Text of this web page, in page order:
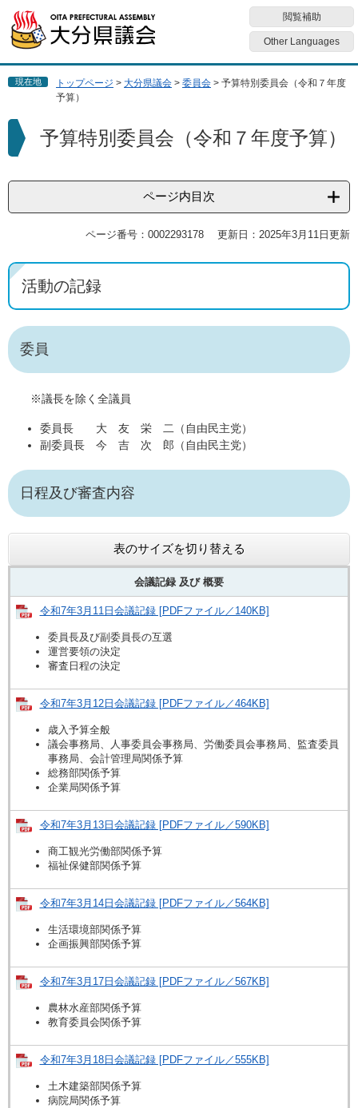
ジ
先
す
ュ
を
し
本
閲覧補助
Other Languages
現在地 トップページ > 大分県議会 > 委員会 > 予算特別委員会（令和７年度
予算）
本
予算特別委員会（令和７年度予算）
ページ内目次
ページ番号：0002293178 更新日：2025年3月11日更新
活動の記録
委員
※議長を除く全議員
委員長 大 友 栄 二（自由民主党）
副委員長 今 吉 次 郎（自由民主党）
日程及び審査内容
表のサイズを切り替える
会議記録 及び 概要
令和7年3月11日会議記録 [PDFファイル／140KB]
委員長及び副委員長の互選
運営要領の決定
審査日程の決定
令和7年3月12日会議記録 [PDFファイル／464KB]
歳入予算全般
議会事務局、人事委員会事務局、労働委員会事務局、監査委員
事務局、会計管理局関係予算
総務部関係予算
企業局関係予算
令和7年3月13日会議記録 [PDFファイル／590KB]
商工観光労働部関係予算
福祉保健部関係予算
令和7年3月14日会議記録 [PDFファイル／564KB]
生活環境部関係予算
企画振興部関係予算
令和7年3月17日会議記録 [PDFファイル／567KB]
農林水産部関係予算
教育委員会関係予算
令和7年3月18日会議記録 [PDFファイル／555KB]
土木建築部関係予算
病院局関係予算